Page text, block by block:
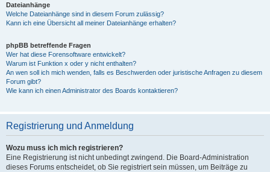
Dateianhänge
Welche Dateianhänge sind in diesem Forum zulässig?
Kann ich eine Übersicht all meiner Dateianhänge erhalten?
phpBB betreffende Fragen
Wer hat diese Forensoftware entwickelt?
Warum ist Funktion x oder y nicht enthalten?
An wen soll ich mich wenden, falls es Beschwerden oder juristische Anfragen zu diesem
Forum gibt?
Wie kann ich einen Administrator des Boards kontaktieren?
Registrierung und Anmeldung
Wozu muss ich mich registrieren?
Eine Registrierung ist nicht unbedingt zwingend. Die Board-Administration
dieses Forums entscheidet, ob Sie registriert sein müssen, um Beiträge zu